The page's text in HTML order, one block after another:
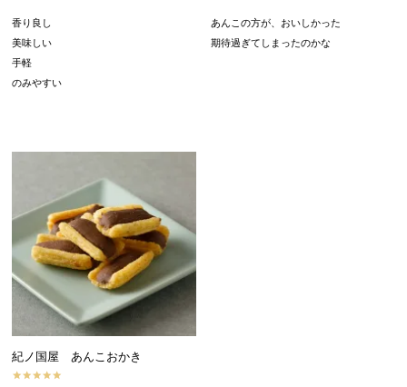
香り良し
美味しい
手軽
のみやすい
あんこの方が、おいしかった
期待過ぎてしまったのかな
紀ノ国屋 あんこおかき